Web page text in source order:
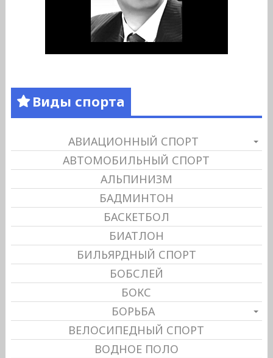
Виды спорта
АВИАЦИОННЫЙ СПОРТ
АВТОМОБИЛЬНЫЙ СПОРТ
АЛЬПИНИЗМ
БАДМИНТОН
БАСКЕТБОЛ
БИАТЛОН
БИЛЬЯРДНЫЙ СПОРТ
БОБСЛЕЙ
БОКС
БОРЬБА
ВЕЛОСИПЕДНЫЙ СПОРТ
ВОДНОЕ ПОЛО